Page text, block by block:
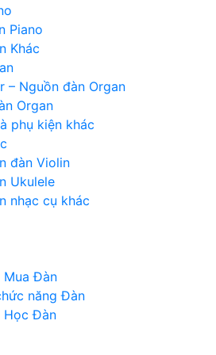
Piano
Khác
– Nguồn đàn Organ
Organ
phụ kiện khác
đàn Violin
Ukulele
nhạc cụ khác
Mua Đàn
năng Đàn
Học Đàn